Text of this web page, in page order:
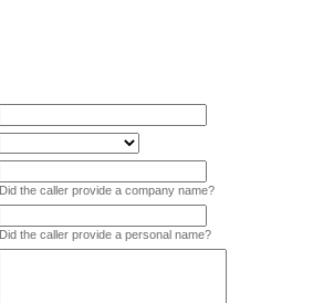
Did the caller provide a company name?
Did the caller provide a personal name?